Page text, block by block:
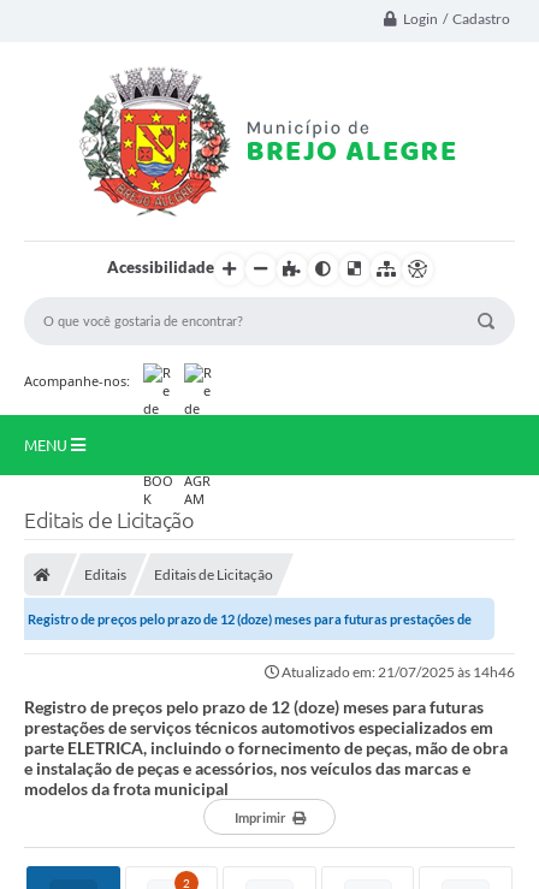
Login / Cadastro
Acessibilidade
Acompanhe-nos:
MENU
Diário Oficial
Legislação
FAQ - Perguntas e Respostas Frequentes
Editais de Licitação
Editais Editais de Licitação
Registro de preços pelo prazo de 12 (doze) meses para futuras prestações de
Atualizado em: 21/07/2025 às 14h46
Registro de preços pelo prazo de 12 (doze) meses para futuras
prestações de serviços técnicos automotivos especializados em
parte ELETRICA, incluindo o fornecimento de peças, mão de obra
e instalação de peças e acessórios, nos veículos das marcas e
modelos da frota municipal
Imprimir
2